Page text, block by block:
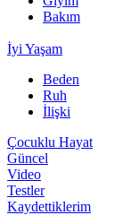
Bakım
İyi Yaşam
Beden
Ruh
İlişki
Çocuklu Hayat
Güncel
Video
Testler
Kaydettiklerim